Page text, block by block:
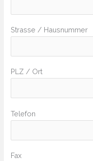
Strasse / Hausnummer
PLZ / Ort
Telefon
Fax